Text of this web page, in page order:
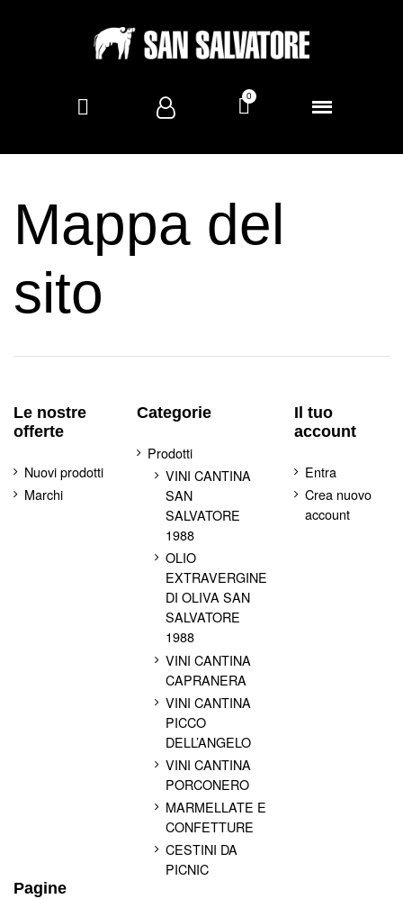
Mappa del
sito
Le nostre
offerte
Nuovi prodotti
Marchi
Categorie
Prodotti
VINI CANTINA
SAN
SALVATORE
1988
OLIO
EXTRAVERGINE
DI OLIVA SAN
SALVATORE
1988
VINI CANTINA
CAPRANERA
VINI CANTINA
PICCO
DELL’ANGELO
VINI CANTINA
PORCONERO
MARMELLATE E
CONFETTURE
CESTINI DA
PICNIC
Il tuo
account
Entra
Crea nuovo
account
Pagine